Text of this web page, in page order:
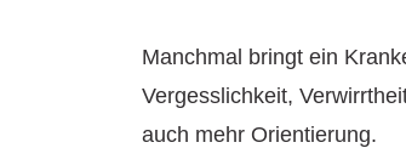
Manchmal bringt ein
Vergesslichkeit,
auch mehr Orientierung.